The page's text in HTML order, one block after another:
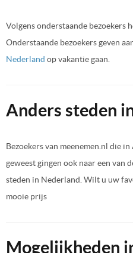
Volgens onderstaande bezoekers
Onderstaande bezoekers geven
Nederland op vakantie gaan.
Anders steden
Bezoekers van meenemen.nl die
geweest gingen ook naar een van
steden in Nederland. Wilt u uw
mooie prijs
Mogelijkheden